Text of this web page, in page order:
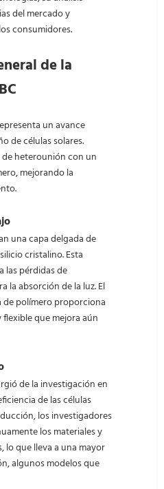
del mercado y
consumidores.
de la
un avance
de células solares.
heterounión con un
mejorando la
una capa delgada de
cristalino. Esta
las pérdidas de
la absorción de la luz. El
polímero proporciona
que mejora aún
de la investigación en
de las células
los investigadores
los materiales y
lo que lleva a una mayor
algunos modelos que